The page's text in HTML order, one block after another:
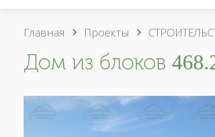
Главная Проекты
Дом из блоков